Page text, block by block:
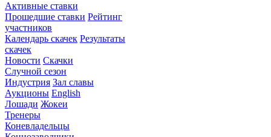
Активные ставки
Прошедшие ставки Рейтинг
участников
Календарь скачек Результаты
скачек
Новости Скачки
Случной сезон
Индустрия Зал славы
Аукционы English
Лошади Жокеи
Тренеры
Коневладельцы